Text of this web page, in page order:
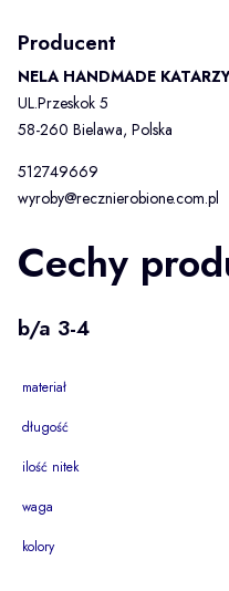
Producent
NELA HANDMADE
UL.Przeskok 5
58-260 Bielawa, Polska
512749669
wyroby@recznierobione.com.pl
Cechy
b/a 3-4
materiał
długość
ilość nitek
waga
kolory